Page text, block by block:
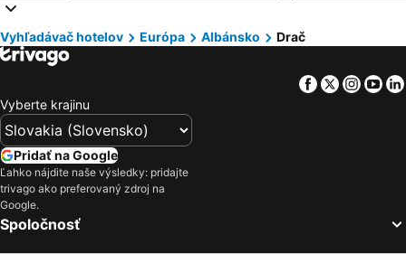
Hotely Balaton
Hotely Grécko
Hotely Ostrov Skiathos
Hotely Krk
Hotely Pobrežie Chorvátska
Hotely Ibiza
Hotely Švajčiarsko
Hotely Benátsko
Hotely Cyprus
Vyhľadávač hotelov Európa Albánsko Drač
Facebook
Twitter
Vyberte krajinu
Pridať na Google
Ľahko nájdite naše výsledky: pridajte
trivago ako preferovaný zdroj na
Google.
Spoločnosť